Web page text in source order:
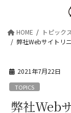
HOME トピックス
弊社Webサイトリ
2021年7月22日
TOPICS
弊社Web